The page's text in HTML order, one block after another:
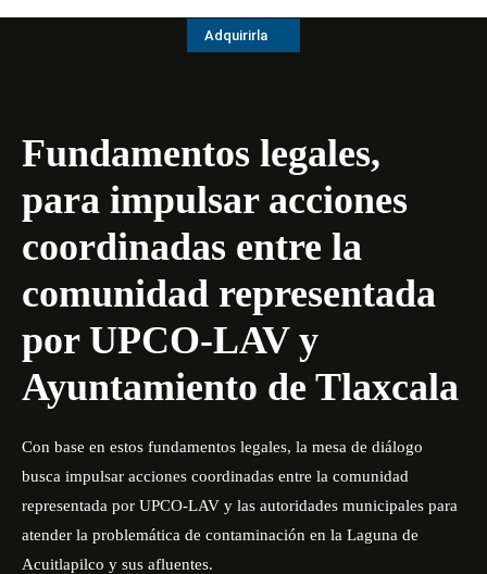
Adquirirla
Fundamentos legales,
para impulsar acciones
coordinadas entre la
comunidad representada
por UPCO-LAV y
Ayuntamiento de Tlaxcala
Con base en estos fundamentos legales, la mesa de diálogo
busca impulsar acciones coordinadas entre la comunidad
representada por UPCO-LAV y las autoridades municipales para
atender la problemática de contaminación en la Laguna de
Acuitlapilco y sus afluentes.